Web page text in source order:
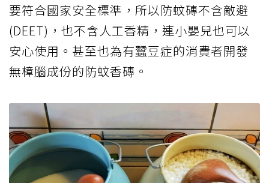
要符合國家安全標準，所以防蚊磚不含敵避
(DEET)，也不含人工香精，連小嬰兒也可以
安心使用。甚至也為有蠶豆症的消費者開發
無樟腦成份的防蚊香磚。